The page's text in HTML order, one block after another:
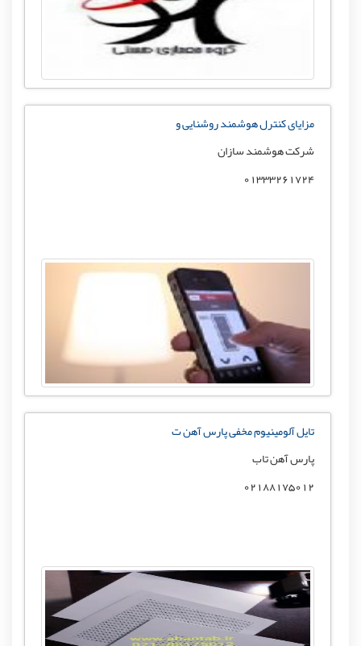
مزایای کنترل هوشمند روشنایی و
شرکت هوشمند سازان
01333261724
تایل آلومینیوم مخفی پارس آهن ت
پارس آهن تاب
02188175012